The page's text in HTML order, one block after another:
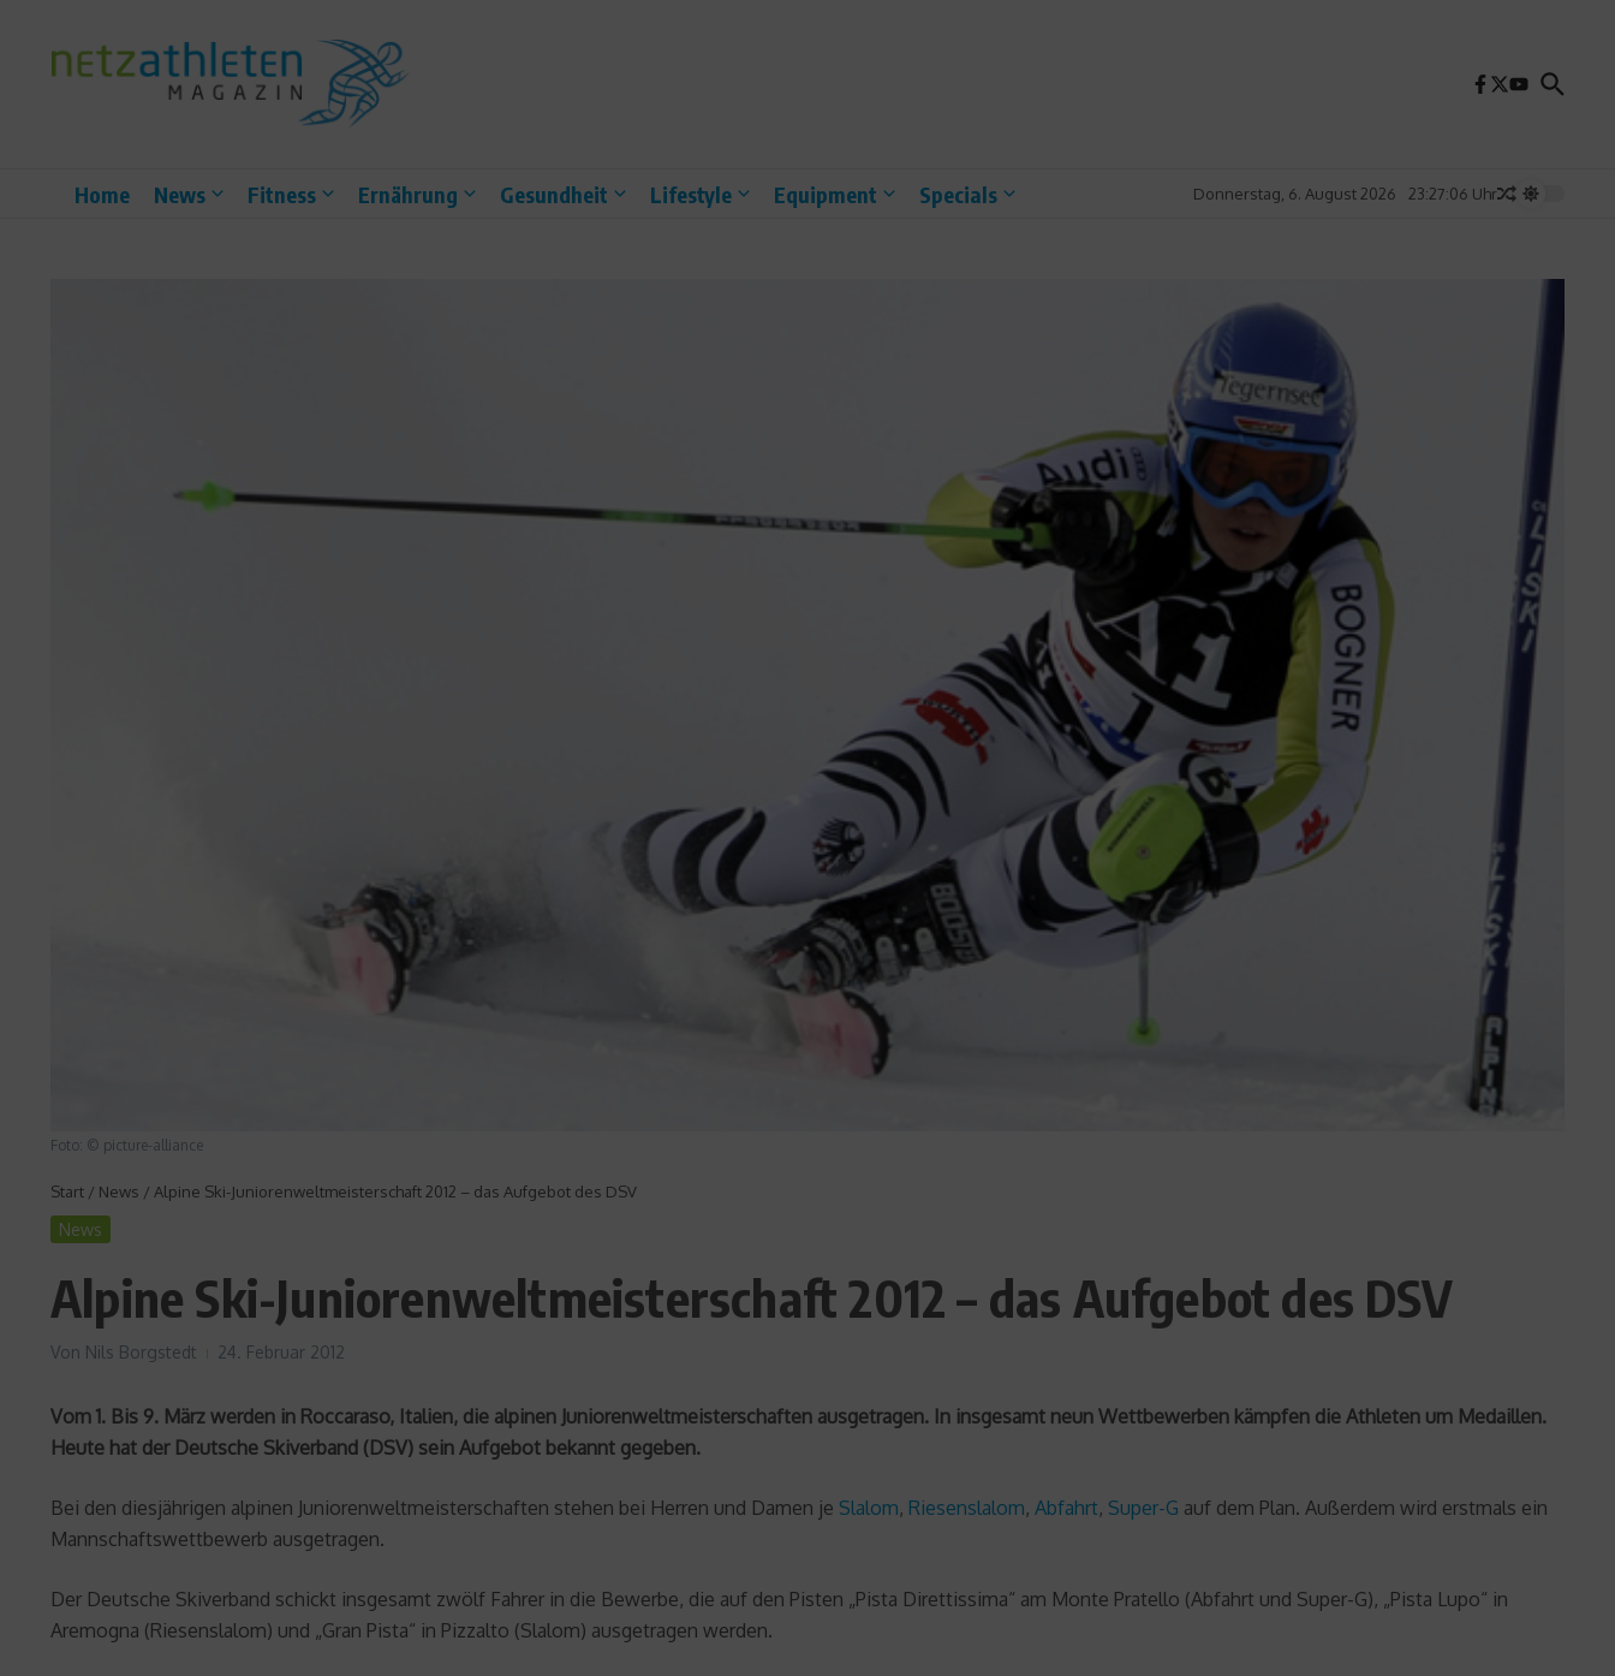
Home News Fitness Ernährung Gesundheit Lifestyle Equipment Specials Donnerstag, 6. August 2026 23:27:07 Uhr
Foto: © picture-alliance
Start / News / Alpine Ski-Juniorenweltmeisterschaft 2012 – das Aufgebot des DSV
News
Alpine Ski-Juniorenweltmeisterschaft 2012 – das Aufgebot des DSV
Von Nils Borgstedt 24. Februar 2012
Vom 1. Bis 9. März werden in Roccaraso, Italien, die alpinen Juniorenweltmeisterschaften ausgetragen. In insgesamt neun Wettbewerben kämpfen die Athleten um Medaillen.
Heute hat der Deutsche Skiverband (DSV) sein Aufgebot bekannt gegeben.
Bei den diesjährigen alpinen Juniorenweltmeisterschaften stehen bei Herren und Damen je Slalom, Riesenslalom, Abfahrt, Super-G auf dem Plan. Außerdem wird erstmals ein
Mannschaftswettbewerb ausgetragen.
Der Deutsche Skiverband schickt insgesamt zwölf Fahrer in die Bewerbe, die auf den Pisten „Pista Direttissima“ am Monte Pratello (Abfahrt und Super-G), „Pista Lupo“ in
Aremogna (Riesenslalom) und „Gran Pista“ in Pizzalto (Slalom) ausgetragen werden.